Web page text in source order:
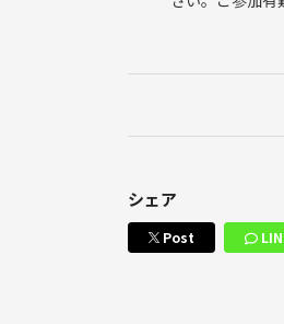
シェア
Post